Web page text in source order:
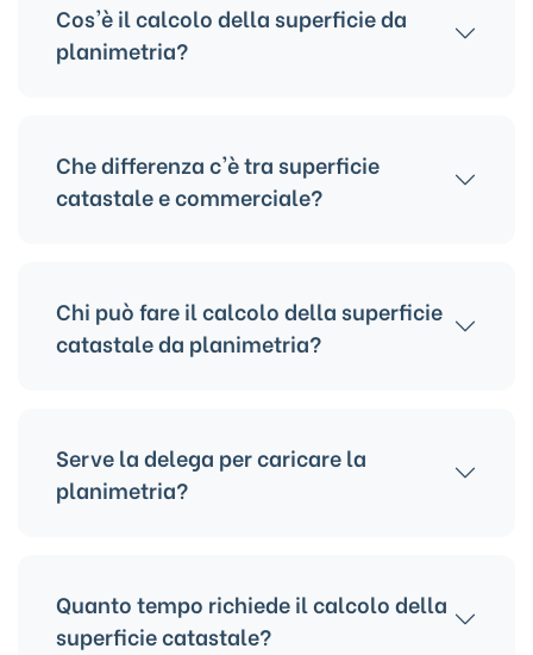
Cos'è il calcolo della superficie da
planimetria?
catastale.
Che differenza c'è tra superficie
catastale e commerciale?
Chi può fare il calcolo della superficie
catastale da planimetria?
Serve la delega per caricare la
planimetria?
Quanto tempo richiede il calcolo della
superficie catastale?